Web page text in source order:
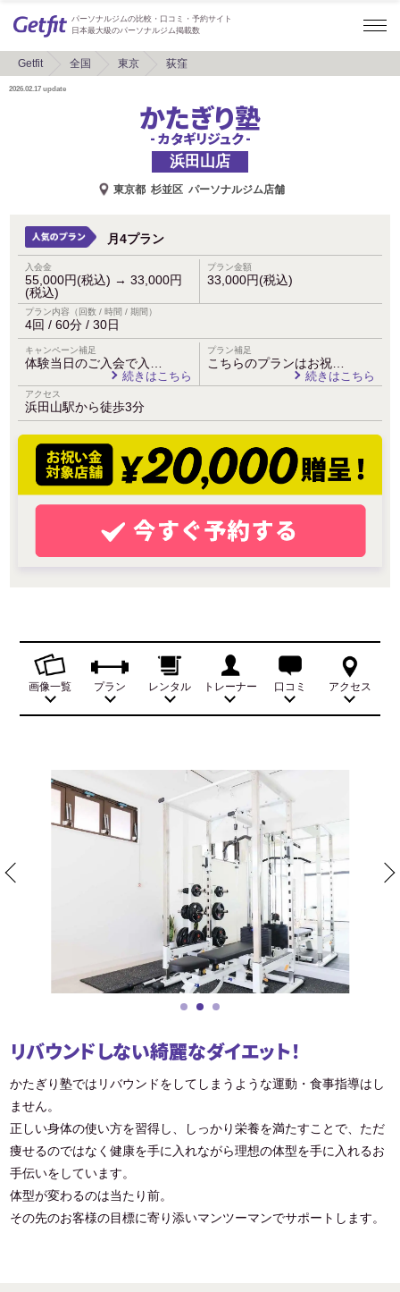
パーソナルジムの比較・口コミ・予約サイト
日本最大級のパーソナルジム掲載数
Getfit 全国 東京 荻窪
2026.02.17 update
かたぎり塾
- カタギリジュク -
浜田山店
東京都 杉並区 パーソナルジム店舗
月4プラン
入会金
55,000円(税込) → 33,000円
(税込)
プラン金額
33,000円(税込)
プラン内容（回数 / 時間 / 期間）
4回 / 60分 / 30日
キャンペーン補足
体験当日のご入会で入…
続きはこちら
プラン補足
こちらのプランはお祝…
続きはこちら
アクセス
浜田山駅から徒歩3分
画像一覧 プラン レンタル トレーナー 口コミ アクセス
リバウンドしない綺麗なダイエット！
かたぎり塾ではリバウンドをしてしまうような運動・食事指導はし
ません。
正しい身体の使い方を習得し、しっかり栄養を満たすことで、ただ
痩せるのではなく健康を手に入れながら理想の体型を手に入れるお
手伝いをしています。
体型が変わるのは当たり前。
その先のお客様の目標に寄り添いマンツーマンでサポートします。